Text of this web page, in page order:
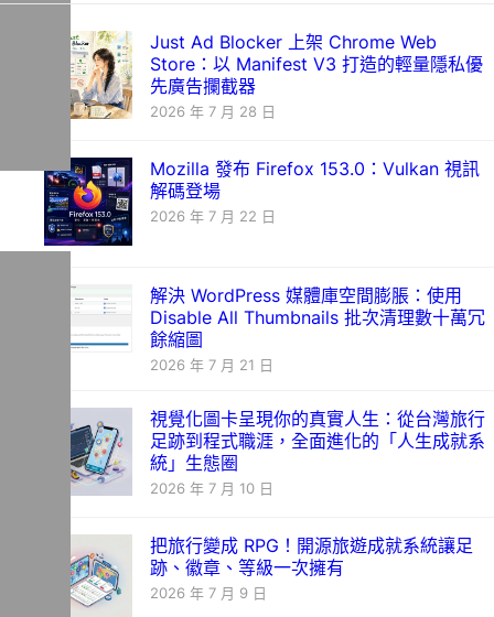
Just Ad Blocker 上架 Chrome Web
Store：以 Manifest V3 打造的輕量隱私優
先廣告攔截器
2026 年 7 月 28 日
Mozilla 發布 Firefox 153.0：Vulkan 視訊
解碼登場
2026 年 7 月 22 日
解決 WordPress 媒體庫空間膨脹：使用
Disable All Thumbnails 批次清理數十萬冗
餘縮圖
2026 年 7 月 21 日
視覺化圖卡呈現你的真實人生：從台灣旅行
足跡到程式職涯，全面進化的「人生成就系
統」生態圈
2026 年 7 月 10 日
把旅行變成 RPG！開源旅遊成就系統讓足
跡、徽章、等級一次擁有
2026 年 7 月 9 日